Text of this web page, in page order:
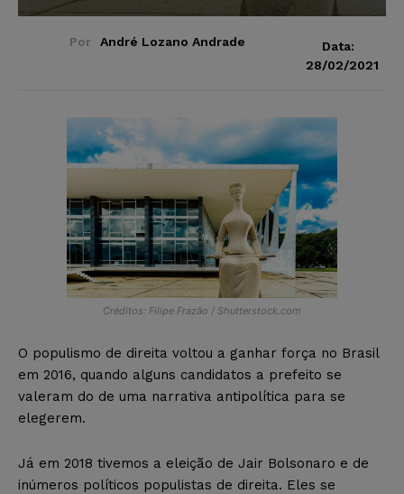
Por André Lozano Andrade
Data:
28/02/2021
Créditos: Filipe Frazão / Shutterstock.com
O populismo de direita voltou a ganhar força no Brasil
em 2016, quando alguns candidatos a prefeito se
valeram do de uma narrativa antipolítica para se
elegerem.
Já em 2018 tivemos a eleição de Jair Bolsonaro e de
inúmeros políticos populistas de direita. Eles se